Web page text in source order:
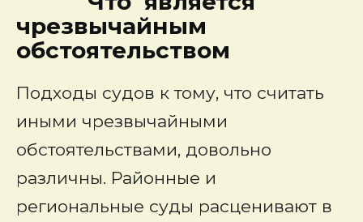
чрезвычайным
обстоятельством
Подходы судов к тому, что считать
иными чрезвычайными
обстоятельствами, довольно
различны. Районные и
региональные суды расценивают в